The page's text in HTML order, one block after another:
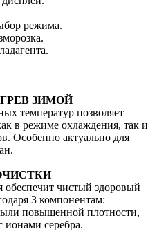
режима.
ЗИМОЙ
температур позволяет
в режиме охлаждения, так и
Особенно актуально для
обеспечит чистый здоровый
3 компонентам:
повышенной плотности,
ионами серебра.